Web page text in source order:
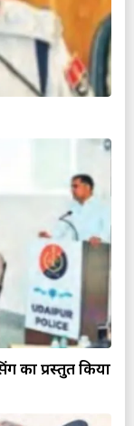
का प्रस्तुत किया